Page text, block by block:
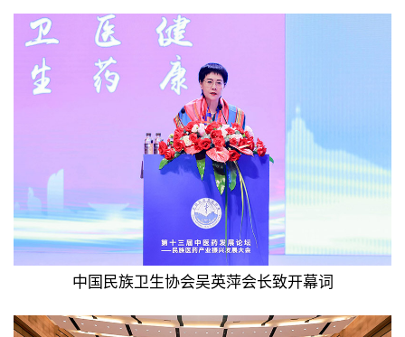
中国民族卫生协会吴英萍会长致开幕词